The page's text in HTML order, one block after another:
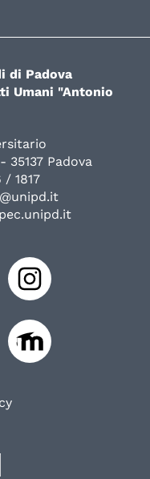
di Padova
Umani "Antonio
35137 Padova
/ 1817